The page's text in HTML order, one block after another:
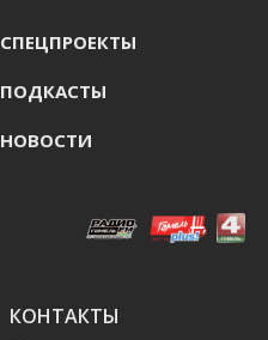
СПЕЦПРОЕКТЫ
ПОДКАСТЫ
НОВОСТИ
КОНТАКТЫ